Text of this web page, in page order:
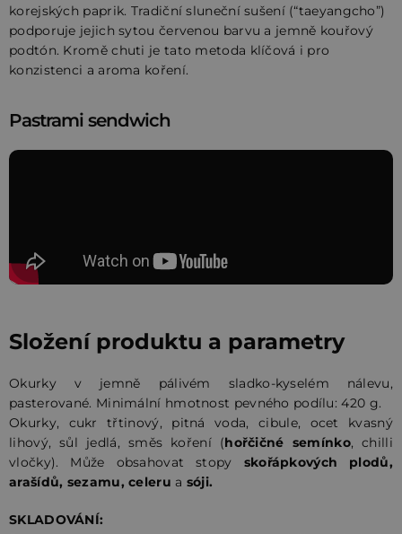
korejských paprik. Tradiční sluneční sušení (“taeyangcho”)
podporuje jejich sytou červenou barvu a jemně kouřový
podtón. Kromě chuti je tato metoda klíčová i pro
konzistenci a aroma koření.
Pastrami sendwich
Složení produktu a parametry
Okurky v jemně pálivém sladko-kyselém nálevu,
pasterované. Minimální hmotnost pevného podílu: 420 g.
Okurky, cukr třtinový, pitná voda, cibule, ocet kvasný
lihový, sůl jedlá, směs koření (hořčičné semínko, chilli
vločky). Může obsahovat stopy skořápkových plodů,
arašídů, sezamu, celeru a sóji.
SKLADOVÁNÍ: